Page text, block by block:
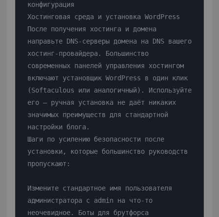
конфигурация
Хостинговая среда и установка WordPress
После получения хостинга и домена
направьте DNS-серверы домена на DNS вашего
хостинг-провайдера. Большинство
современных панелей управления хостингом
включают установщик WordPress в один клик
(Softaculous или аналогичный). Используйте
его — ручная установка не даёт никаких
значимых преимуществ для стандартной
настройки блога.
Шаги по усилению безопасности после
установки, которые большинство руководств
пропускают:
Измените стандартное имя пользователя
администратора с admin на что-то
неочевидное. Боты для брутфорса